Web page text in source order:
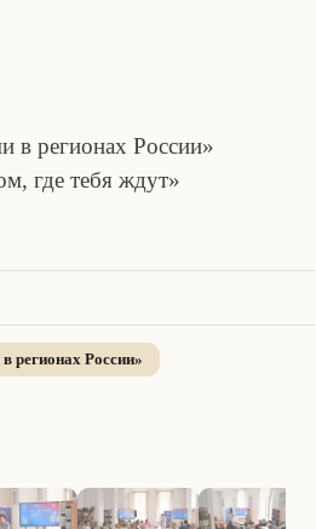
в регионах России»
где тебя ждут»
регионах России»